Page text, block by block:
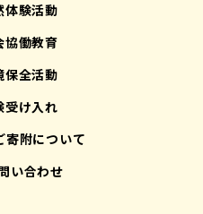
体験活動
協働教育
保全活動
受け入れ
寄附について
い合わせ